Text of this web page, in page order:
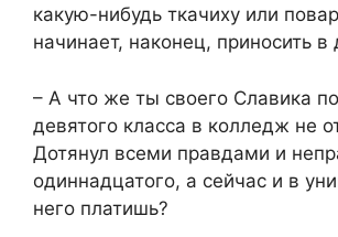
какую-нибудь ткачиху или
начинает, наконец, приносить в
– А что же ты своего Славика
девятого класса в колледж не
Дотянул всеми правдами и
одиннадцатого, а сейчас и в
него платишь?